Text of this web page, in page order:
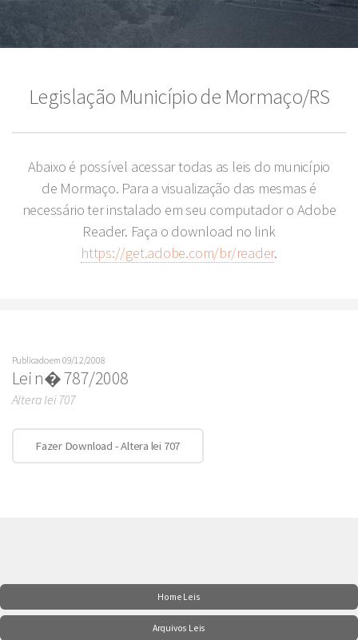
Legislação Município de Mormaço/RS
Abaixo é possível acessar todas as leis do município
de Mormaço. Para a visualização das mesmas é
necessário ter instalado em seu computador o Adobe
Reader. Faça o download no link
https://get.adobe.com/br/reader.
Publicado em 09/12/2008
Lei n� 787/2008
Altera lei 707
Fazer Download - Altera lei 707
Home Leis
Arquivos Leis